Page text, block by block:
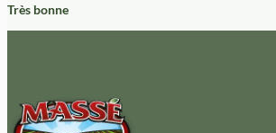
Très bonne